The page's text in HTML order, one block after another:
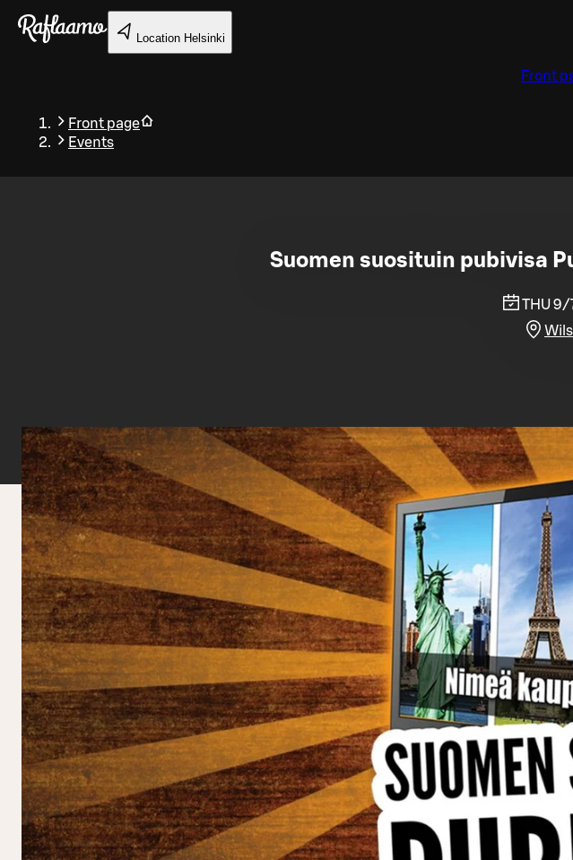
Skip to main content
Location Helsinki
Front
Front page
Events
Back
Suomen suosituin pubivisa
THU